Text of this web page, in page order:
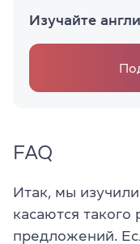
Изучайте
FAQ
Итак, мы
касаются
предложений.